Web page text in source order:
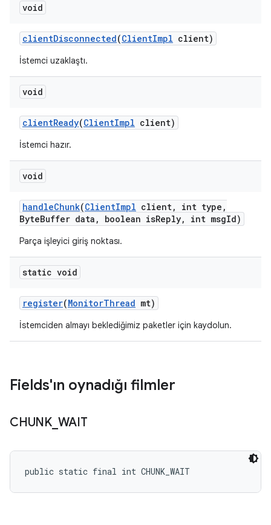
void
clientDisconnected(ClientImpl client)
İstemci uzaklaştı.
void
clientReady(ClientImpl client)
İstemci hazır.
void
handleChunk(ClientImpl client, int type ,
ByteBuffer data , boolean isReply, int msgId)
Parça işleyici giriş noktası.
static void
register(MonitorThread mt)
İstemciden almayı beklediğimiz paketler için kaydolun.
Fields'ın oynadığı filmler
CHUNK_ WAIT
public static final int CHUNK_WAIT